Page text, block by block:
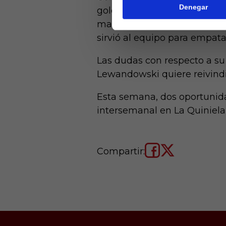
Denegar
goles se rescataron puntos.
marcador y por lo tanto la
sirvió al equipo para
Las dudas con respecto a
Lewandowski quiere
Esta semana, dos
intersemanal en La
Compartir: